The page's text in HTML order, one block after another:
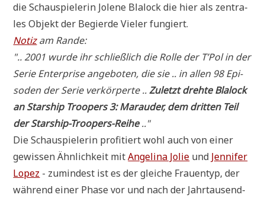
die Schau­spie­le­rin Jolene Bla­lock die hier als zen­tra­
les Objekt der Begier­de Vie­ler fungiert.
Notizam Rande:
".. 2001 wur­de ihr schließ­lich die Rol­le der T’Pol in der
Serie Enter­pri­se ange­bo­ten, die sie .. in allen 98 Epi­
so­den der Serie ver­kör­per­te ..Zuletzt dreh­te Bla­lock
an Star­ship Tro­o­pers 3: Mar­au­der, dem drit­ten Teil
der Star­ship-Tro­o­pers-Rei­he.."
Die Schau­spie­le­rin pro­fi­tiert wohl auch von einer
gewis­sen Ähn­lich­keit mitAnge­li­na Jolie und Jen­ni­fer
Lopez - zumin­dest ist es der glei­che Frau­en­typ, der
wäh­rend einer Pha­se vor und nach der Jahr­tau­send­